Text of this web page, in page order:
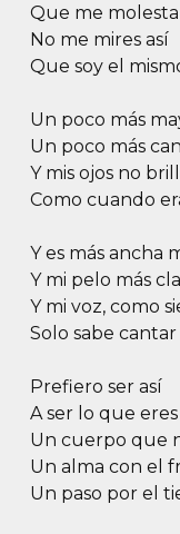
Que me molesta
No me mires así
Que soy el
Un poco más
Un poco más
Y mis ojos no
Como cuando
Y es más ancha
Y mi pelo más
Y mi voz, como
Solo sabe cantar
Prefiero ser así
A ser lo que
Un cuerpo que
Un alma con el
Un paso por el